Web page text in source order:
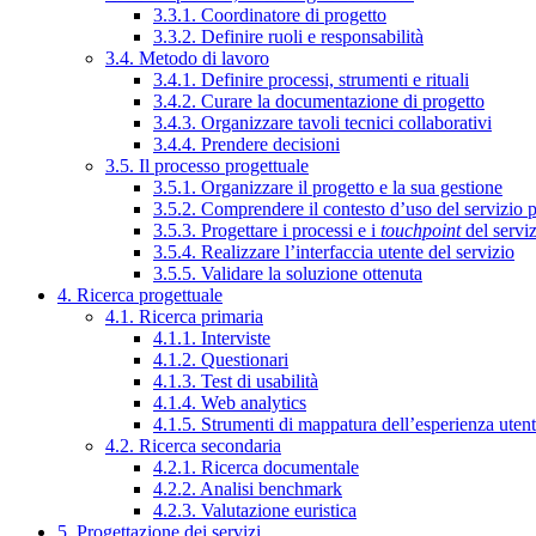
3.3.1. Coordinatore di progetto
3.3.2. Definire ruoli e responsabilità
3.4. Metodo di lavoro
3.4.1. Definire processi, strumenti e rituali
3.4.2. Curare la documentazione di progetto
3.4.3. Organizzare tavoli tecnici collaborativi
3.4.4. Prendere decisioni
3.5. Il processo progettuale
3.5.1. Organizzare il progetto e la sua gestione
3.5.2. Comprendere il contesto d’uso del servizio
3.5.3. Progettare i processi e i touchpointdel
3.5.4. Realizzare l’interfaccia utente del servizio
3.5.5. Validare la soluzione ottenuta
4. Ricerca progettuale
4.1. Ricerca primaria
4.1.1. Interviste
4.1.2. Questionari
4.1.3. Test di usabilità
4.1.4. Web analytics
4.1.5. Strumenti di mappatura dell’esperienza
4.2. Ricerca secondaria
4.2.1. Ricerca documentale
4.2.2. Analisi benchmark
4.2.3. Valutazione euristica
5. Progettazione dei servizi